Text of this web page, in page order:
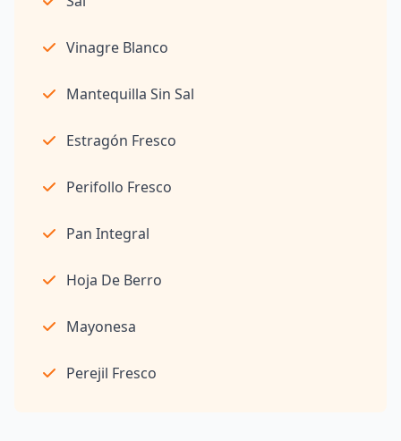
Vinagre Blanco
Mantequilla Sin Sal
Estragón Fresco
Perifollo Fresco
Pan Integral
Hoja De Berro
Mayonesa
Perejil Fresco